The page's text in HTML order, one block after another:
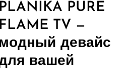
PLANIKA PURE
FLAME TV —
модный девайс
вашей